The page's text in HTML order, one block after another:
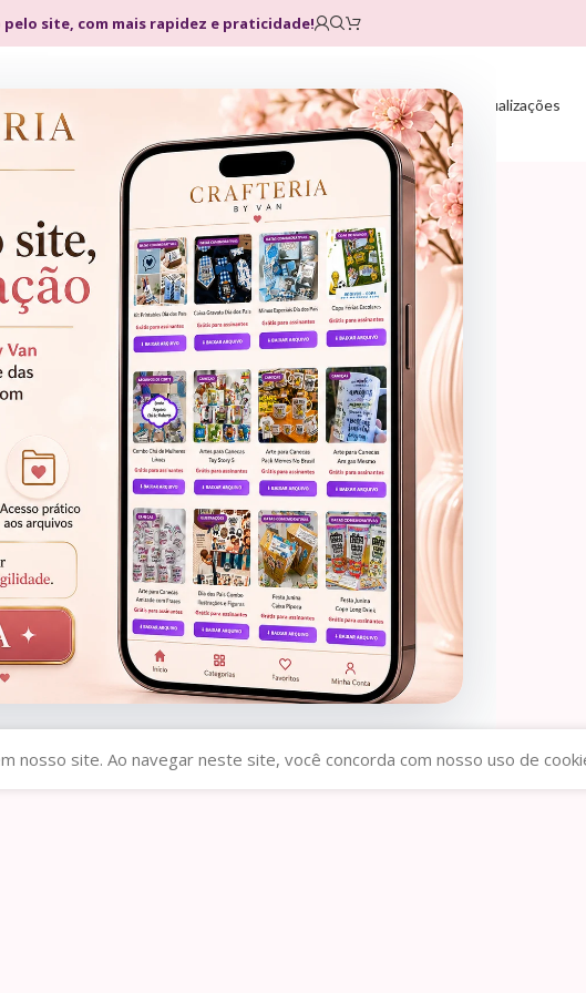
site, com mais rapidez e praticidade!
Home Loja Planos Atualizações
Times P&B – Dia
Pais
R$4,99
nosso site. Ao navegar neste site, você concorda com nosso uso de